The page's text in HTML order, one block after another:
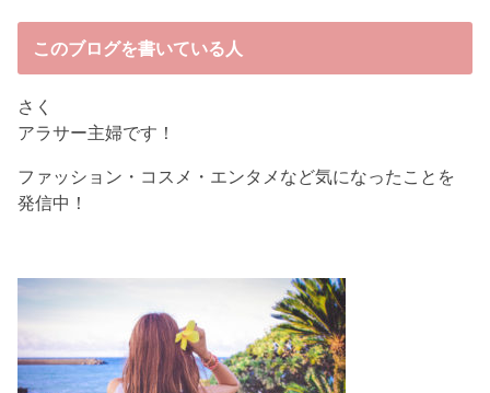
このブログを書いている人
さく
アラサー主婦です！
ファッション・コスメ・エンタメなど気になったことを
発信中！